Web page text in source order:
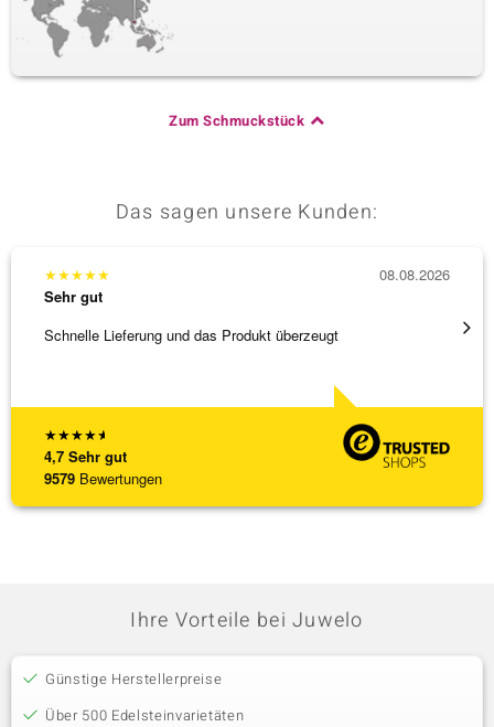
Zum Schmuckstück
Das sagen unsere Kunden:
★★★★★
4,7 Sehr gut
9579 Bewertungen
★★★★★
Sehr gut
Schnelle Lieferung und das Produkt überzeugt
08.08.2026
Ihre Vorteile bei Juwelo
Günstige Herstellerpreise
Über 500 Edelsteinvarietäten